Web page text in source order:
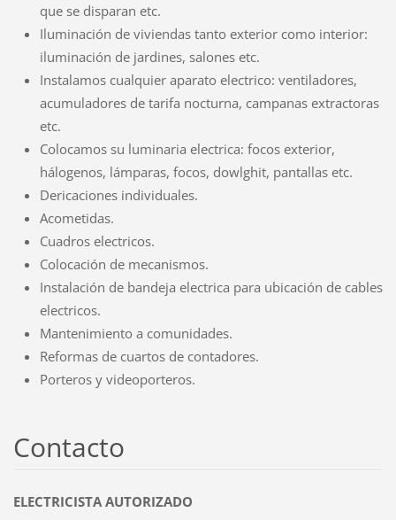
que se disparan etc.
Iluminación de viviendas tanto exterior como interior:
iluminación de jardines, salones etc.
Instalamos cualquier aparato electrico: ventiladores,
acumuladores de tarifa nocturna, campanas extractoras
etc.
Colocamos su luminaria electrica: focos exterior,
hálogenos, lámparas, focos, dowlghit, pantallas etc.
Dericaciones individuales.
Acometidas.
Cuadros electricos.
Colocación de mecanismos.
Instalación de bandeja electrica para ubicación de cables
electricos.
Mantenimiento a comunidades.
Reformas de cuartos de contadores.
Porteros y videoporteros.
Contacto
ELECTRICISTA AUTORIZADO